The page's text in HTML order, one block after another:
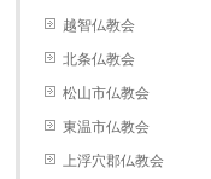
越智仏教会
北条仏教会
松山市仏教会
東温市仏教会
上浮穴郡仏教会